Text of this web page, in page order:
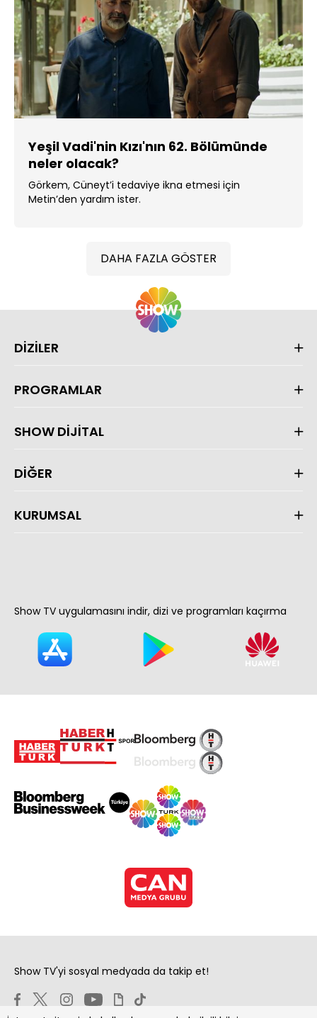
Yeşil Vadi'nin Kızı'nın 62. Bölümünde
neler olacak?
Görkem, Cüneyt’i tedaviye ikna etmesi için
Metin’den yardım ister.
DAHA FAZLA GÖSTER
DİZİLER
PROGRAMLAR
SHOW DİJİTAL
DİĞER
KURUMSAL
Show TV uygulamasını indir, dizi ve programları kaçırma
Show TV'yi sosyal medyada da takip et!